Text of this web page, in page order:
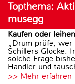
Topthema:
musegg
Kaufen oder leihen
„Drum prüfe,
Schillers Glocke.
solche Frage
Händler und
>> Mehr erfahren